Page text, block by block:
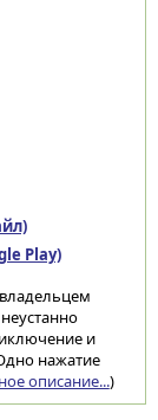
Play)
и
нажатие
описание...)